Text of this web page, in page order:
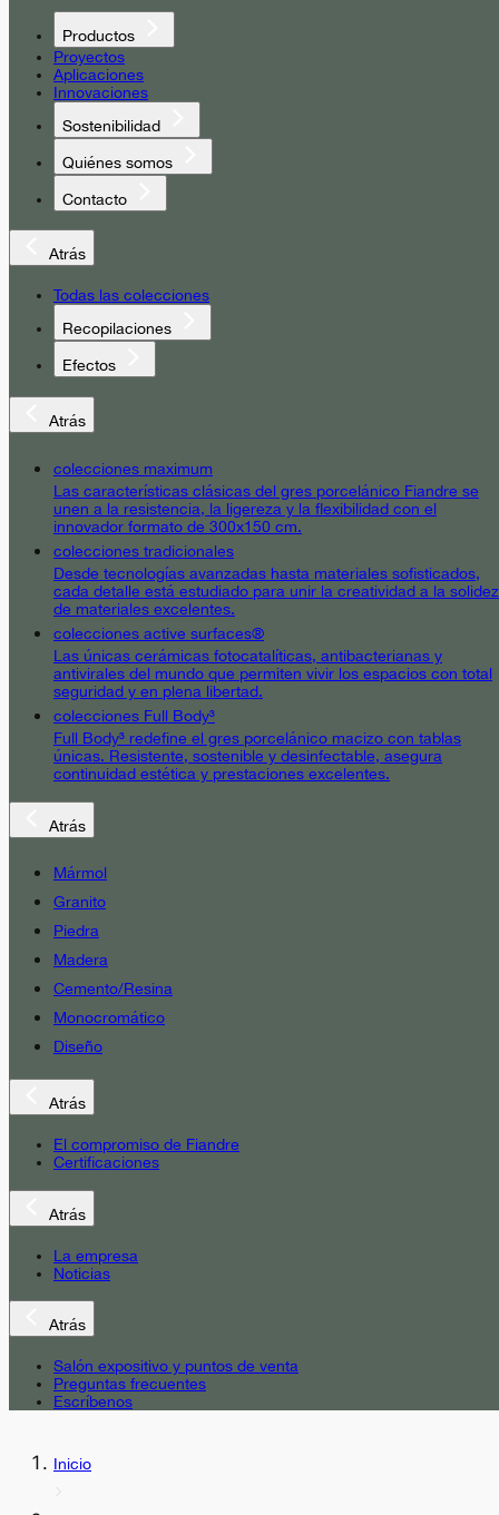
Productos
Proyectos
Aplicaciones
Innovaciones
Sostenibilidad
Quiénes somos
Contacto
Atrás
Todas las colecciones
Recopilaciones
Efectos
Atrás
colecciones maximum
Las características clásicas del gres porcelánico Fiandre se
unen a la resistencia, la ligereza y la flexibilidad con el
innovador formato de 300x150 cm.
colecciones tradicionales
Desde tecnologías avanzadas hasta materiales sofisticados,
cada detalle está estudiado para unir la creatividad a la solidez
de materiales excelentes.
colecciones active surfaces®
Las únicas cerámicas fotocatalíticas, antibacterianas y
antivirales del mundo que permiten vivir los espacios con total
seguridad y en plena libertad.
colecciones Full Body³
Full Body³ redefine el gres porcelánico macizo con tablas
únicas. Resistente, sostenible y desinfectable, asegura
continuidad estética y prestaciones excelentes.
Atrás
Mármol
Granito
Piedra
Madera
Cemento/Resina
Monocromático
Diseño
Atrás
El compromiso de Fiandre
Certificaciones
Atrás
La empresa
Noticias
Atrás
Salón expositivo y puntos de venta
Preguntas frecuentes
Escríbenos
Inicio